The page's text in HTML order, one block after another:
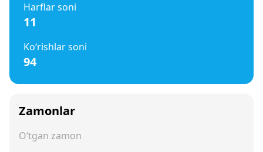
Harflar soni
11
Ko‘rishlar soni
94
Zamonlar
O‘tgan zamon